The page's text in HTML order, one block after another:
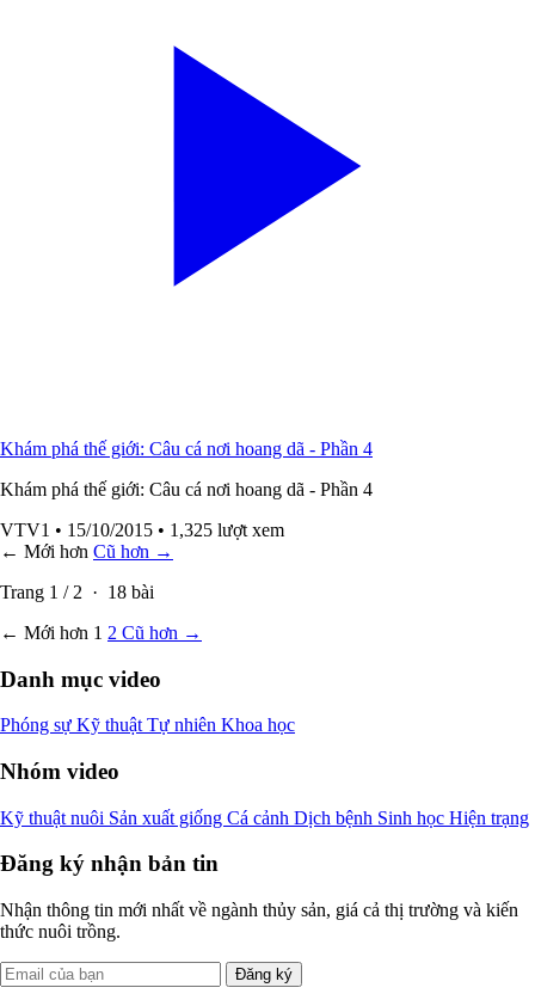
Khám phá thế giới: Câu cá nơi hoang dã - Phần 4
Khám phá thế giới: Câu cá nơi hoang dã - Phần 4
VTV1 • 15/10/2015 • 1,325 lượt xem
← Mới hơn Cũ hơn →
Trang 1 / 2 · 18 bài
← Mới hơn 1 2 Cũ hơn →
Danh mục video
Phóng sự Kỹ thuật Tự nhiên Khoa học
Nhóm video
Kỹ thuật nuôi Sản xuất giống Cá cảnh Dịch bệnh Sinh học Hiện trạng
Đăng ký nhận bản tin
Nhận thông tin mới nhất về ngành thủy sản, giá cả thị trường và kiến
thức nuôi trồng.
Đăng ký